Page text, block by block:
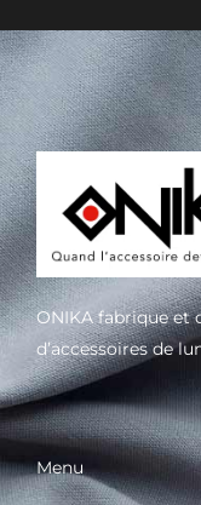
ONIKA fabrique et
d’accessoires de
Menu